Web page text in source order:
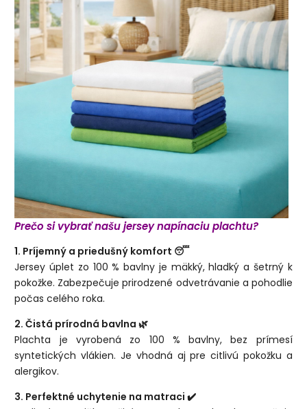
Prečo si vybrať našu jersey napínaciu plachtu?
1. Príjemný a priedušný komfort 😴
Jersey úplet zo 100 % bavlny je mäkký, hladký a šetrný k
pokožke. Zabezpečuje prirodzené odvetrávanie a pohodlie
počas celého roka.
2. Čistá prírodná bavlna 🌿
Plachta je vyrobená zo 100 % bavlny, bez prímesí
syntetických vlákien. Je vhodná aj pre citlivú pokožku a
alergikov.
3. Perfektné uchytenie na matraci ✔️